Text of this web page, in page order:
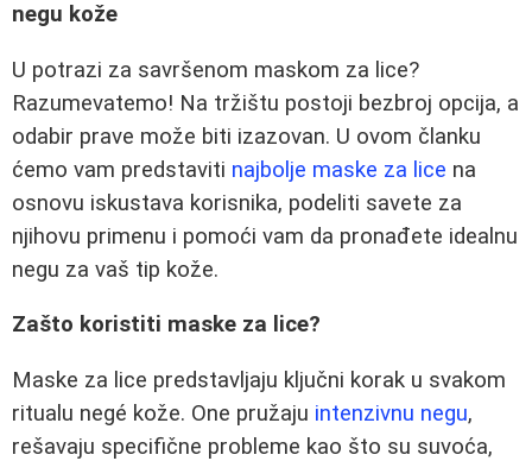
negu kože
U potrazi za savršenom maskom za lice?
Razumevatemo! Na tržištu postoji bezbroj opcija, a
odabir prave može biti izazovan. U ovom članku
ćemo vam predstaviti najbolje maske za lice na
osnovu iskustava korisnika, podeliti savete za
njihovu primenu i pomoći vam da pronađete idealnu
negu za vaš tip kože.
Zašto koristiti maske za lice?
Maske za lice predstavljaju ključni korak u svakom
ritualu negé kože. One pružaju intenzivnu negu,
rešavaju specifične probleme kao što su suvoća,